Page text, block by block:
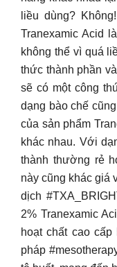
liều dùng?
Tranexamic Acid
không thể vì quá
thức thành phần
sẽ có một công
dạng bào chế
của sản phẩm
khác nhau. Với
thành thường rẻ
này cũng khác giá
dịch
2% Tranexamic
hoạt chất cao
pháp